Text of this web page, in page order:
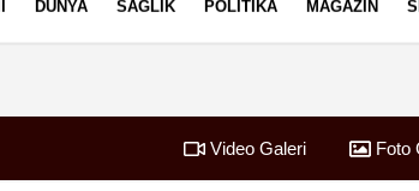
DÜNYA SAĞLIK POLITIKA MAGAZIN
Video Galeri Foto